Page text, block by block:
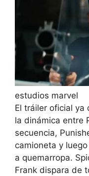
estudios marvel
El tráiler oficial ya
la dinámica entre
secuencia,
camioneta y
a quemarropa.
Frank dispara de